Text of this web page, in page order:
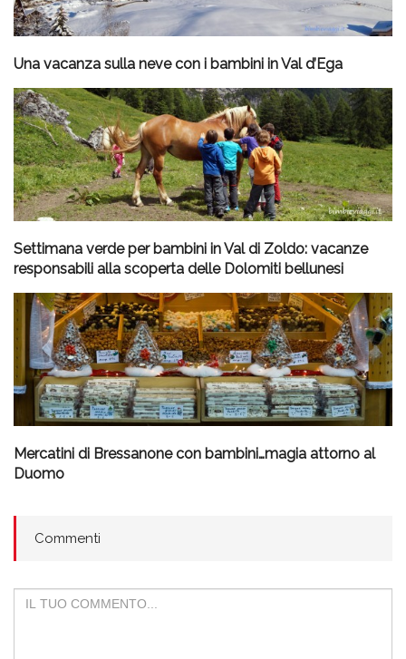
Una vacanza sulla neve con i bambini in Val d’Ega
Settimana verde per bambini in Val di Zoldo: vacanze
responsabili alla scoperta delle Dolomiti bellunesi
Mercatini di Bressanone con bambini…magia attorno al
Duomo
Commenti